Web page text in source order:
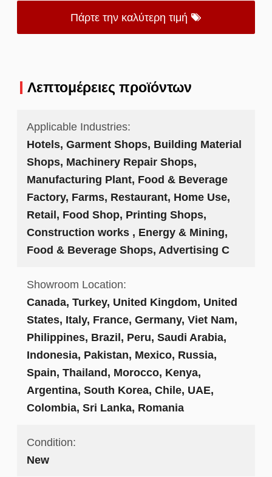
Πάρτε την καλύτερη τιμή
Λεπτομέρειες προϊόντων
Applicable Industries:
Hotels, Garment Shops, Building Material
Shops, Machinery Repair Shops,
Manufacturing Plant, Food & Beverage
Factory, Farms, Restaurant, Home Use,
Retail, Food Shop, Printing Shops,
Construction works , Energy & Mining,
Food & Beverage Shops, Advertising C
Showroom Location:
Canada, Turkey, United Kingdom, United
States, Italy, France, Germany, Viet Nam,
Philippines, Brazil, Peru, Saudi Arabia,
Indonesia, Pakistan, Mexico, Russia,
Spain, Thailand, Morocco, Kenya,
Argentina, South Korea, Chile, UAE,
Colombia, Sri Lanka, Romania
Condition:
New